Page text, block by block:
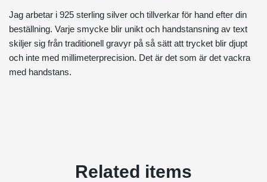
Jag arbetar i 925 sterling silver och tillverkar för hand efter din
beställning. Varje smycke blir unikt och handstansning av text
skiljer sig från traditionell gravyr på så sätt att trycket blir djupt
och inte med millimeterprecision. Det är det som är det vackra
med handstans.
Related items